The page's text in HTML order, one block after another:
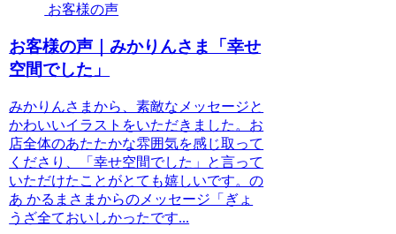
お客様の声
お客様の声｜みかりんさま「幸せ
空間でした」
みかりんさまから、素敵なメッセージと
かわいいイラストをいただきました。お
店全体のあたたかな雰囲気を感じ取って
くださり、「幸せ空間でした」と言って
いただけたことがとても嬉しいです。の
あ かるまさまからのメッセージ「ぎょ
うざ全ておいしかったです...